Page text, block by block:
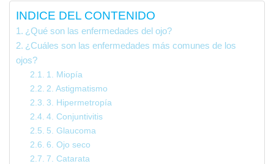
INDICE DEL CONTENIDO
¿Qué son las enfermedades del ojo?
¿Cuáles son las enfermedades más comunes de los
ojos?
1. Miopía
2. Astigmatismo
3. Hipermetropía
4. Conjuntivitis
5. Glaucoma
6. Ojo seco
7. Catarata